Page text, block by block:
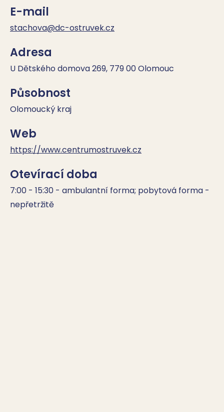
E-mail
stachova@dc-ostruvek.cz
Adresa
U Dětského domova 269, 779 00 Olomouc
Působnost
Olomoucký kraj
Web
https://www.centrumostruvek.cz
Otevírací doba
7:00 - 15:30 - ambulantní forma; pobytová forma -
nepřetržitě